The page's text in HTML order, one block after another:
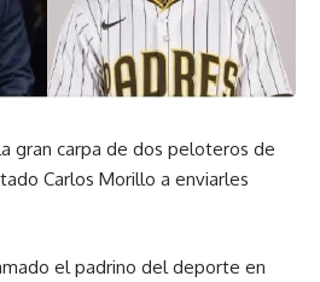
gran carpa de dos peloteros de
Carlos Morillo a enviarles
el padrino del deporte en